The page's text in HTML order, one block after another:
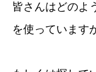
皆さんはどのよ
を使っています